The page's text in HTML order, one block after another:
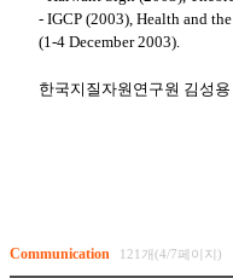
- IGCP (2003), Health and
(1-4 December 2003).
한국지질자원연구원 김성
Communication 121개(4/7페이지)